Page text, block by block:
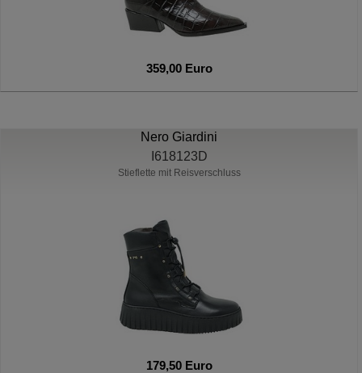
359,00 Euro
Nero Giardini
I618123D
Stieflette mit Reisverschluss
179,50 Euro